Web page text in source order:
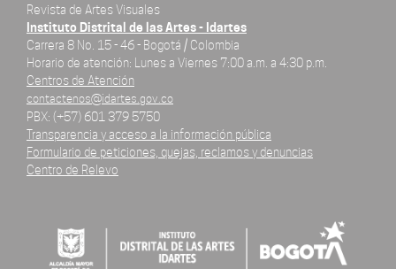
Revista de Artes Visuales
Instituto Distrital de las Artes - Idartes
Carrera 8 No. 15 - 46 - Bogotá / Colombia
Horario de atención: Lunes a Viernes 7:00 a.m. a 4:30 p.m.
Centros de Atención
contactenos@idartes.gov.co
PBX: (+57) 601 379 5750
Transparencia y acceso a la información pública
Formulario de peticiones, quejas, reclamos y denuncias
Centro de Relevo